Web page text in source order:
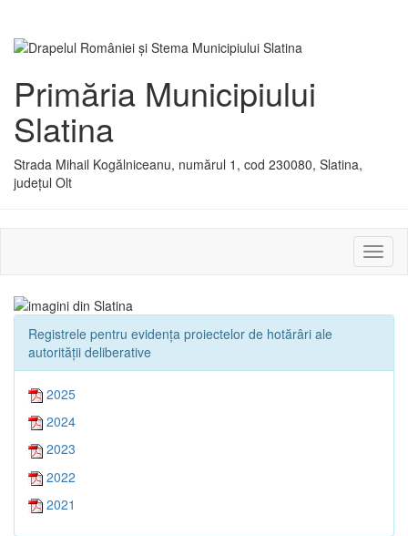
Primăria Municipiului
Slatina
Strada Mihail Kogălniceanu, numărul 1, cod 230080, Slatina,
județul Olt
sau
Registrele pentru evidența proiectelor de hotărâri ale
autorității deliberative
2025
2024
2023
2022
2021